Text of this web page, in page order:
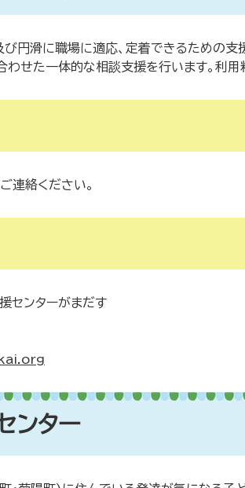
円滑に職場に適応、定着できるための支
わせた一体的な相談支援を行います。利用
連絡ください。
センターがまだす
ンター